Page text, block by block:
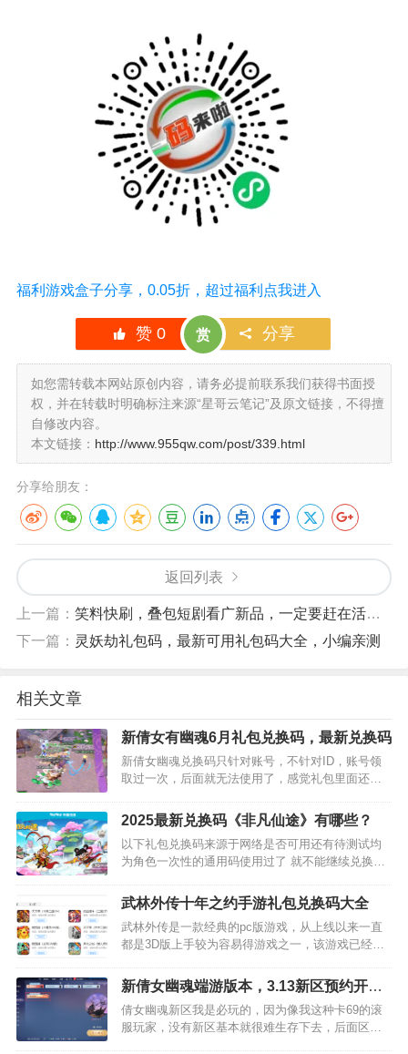
福利游戏盒子分享，0.05折，超过福利点我进入
赞 0 赏 分享
如您需转载本网站原创内容，请务必提前联系我们获得书面授
权，并在转载时明确标注来源“星哥云笔记”及原文链接，不得擅
自修改内容。
本文链接： http://www.955qw.com/post/339.html
分享给朋友：
返回列表
上一篇： 笑料快刷，叠包短剧看广新品，一定要赶在活动期间攒个10米再提
下一篇： 灵妖劫礼包码，最新可用礼包码大全，小编亲测
相关文章
新倩女有幽魂6月礼包兑换码，最新兑换码
新倩女幽魂兑换码只针对账号，不针对ID，账号领
取过一次，后面就无法使用了，感觉礼包里面还是
点技能稍微可以优惠点！！WXPR-2025-0645-7241
去蒲…
2025最新兑换码《非凡仙途》有哪些？
以下礼包兑换码来源于网络是否可用还有待测试均
为角色一次性的通用码使用过了 就不能继续兑换
武林外传十年之约手游礼包兑换码大全
武林外传是一款经典的pc版游戏，从上线以来一直
都是3D版上手较为容易得游戏之一，该游戏已经上
的模型，回忆感满满，这篇文章分享该游戏的一些
游戏礼包码，可以再游…
新倩女幽魂端游版本，3.13新区预约开始
啦，放马过来
倩女幽魂新区我是必玩的，因为像我这种卡69的滚
服玩家，没有新区基本就很难生存下去，后面区服